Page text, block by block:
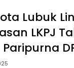
Lubuk
LKPJ